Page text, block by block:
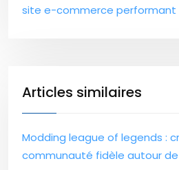
site e-commerce performant
Articles similaires
Modding league of legends :
communauté fidèle autour